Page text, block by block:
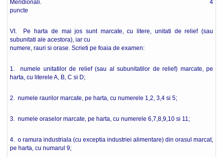
Meridionali. 4
puncte
VI. Pe harta de mai jos sunt marcate, cu litere, unitati de relief (sau
subunitati ale acestora), iar cu
numere, rauri si orase. Scrieti pe foaia de examen:
1. numele unitatilor de relief (sau al subunitatilor de relief) marcate, pe
harta, cu literele A, B, C si D;
2. numele raurilor marcate, pe harta, cu numerele 1,2, 3,4 si 5;
3. numele oraselor marcate, pe harta, cu numerele 6,7,8,9,10 si 11;
4. o ramura industriala (cu exceptia industriei alimentare) din orasul marcat,
pe harta, cu numarul 9;